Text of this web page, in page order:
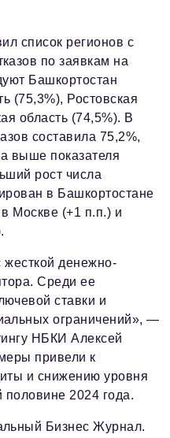
01-67
список регионов с
по заявкам на
Башкортостан
(75,3%), Ростовская
область (74,5%). В
составила 75,2%,
выше показателя
рост числа
в Башкортостане
Москве (+1 п.п.) и
жесткой денежно-
Среди ее
ставки и
ограничений», —
НБКИ Алексей
привели к
и снижению уровня
половине 2024 года.
Бизнес Журнал.